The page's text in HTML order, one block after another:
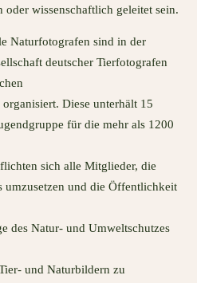
wissenschaftlich geleitet sein.
Naturfotografen sind in der
deutscher Tierfotografen
Diese unterhält 15
für die mehr als 1200
sich alle Mitglieder, die
umzusetzen und die Öffentlichkeit
des Natur- und Umweltschutzes
und Naturbildern zu